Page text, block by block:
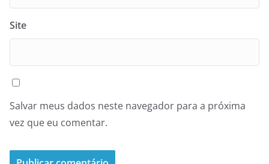
Site
Salvar meus dados neste navegador para a próxima
vez que eu comentar.